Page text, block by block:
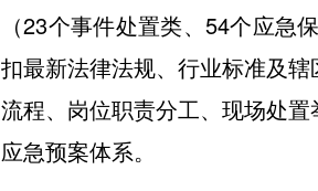
（23个事件处置类、54个应
扣最新法律法规、行业标准及
流程、岗位职责分工、现场处
应急预案体系。